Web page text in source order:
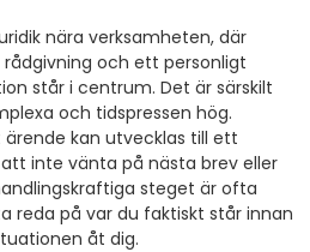
nära verksamheten, där
och ett personligt
står i centrum. Det är särskilt
och tidspressen hög.
kan utvecklas till ett
inte vänta på nästa brev eller
steget är ofta
reda på var du faktiskt står innan
åt dig.